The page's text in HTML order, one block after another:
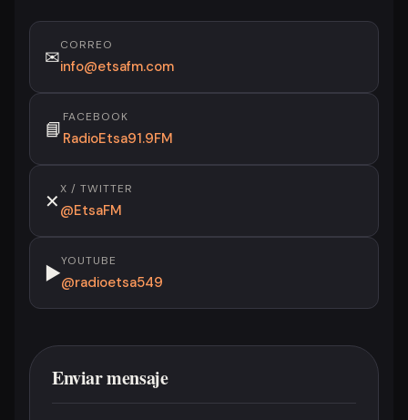
✉
CORREO
info@etsafm.com
📘
FACEBOOK
RadioEtsa91.9FM
✕
X / TWITTER
@EtsaFM
▶
YOUTUBE
@radioetsa549
Enviar mensaje